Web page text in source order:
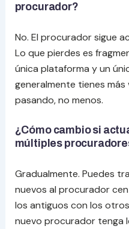
procurador?
No. El procurador sigue
Lo que pierdes es
única plataforma y un
generalmente tienes
pasando, no menos.
¿Cómo cambio si
múltiples
Gradualmente. Puedes
nuevos al procurador
los antiguos con los
nuevo procurador tenga